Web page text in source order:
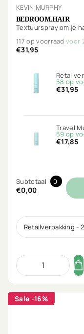
KEVIN MURPHY
BEDROOM.HAIR
Textuurspray om je
117 op voorraadvoor
€31,95
58 op
€31,95
Travel
59 op
€17,85
Subtotaal 0
€0,00
Sale -16%